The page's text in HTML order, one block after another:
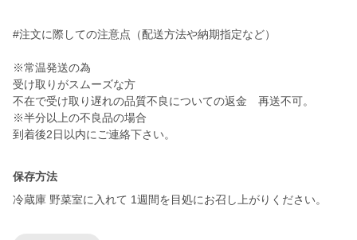
#注文に際しての注意点（配送方法や納期指定など）
※常温発送の為
受け取りがスムーズな方
不在で受け取り遅れの品質不良についての返金 再送不可。
※半分以上の不良品の場合
到着後2日以内にご連絡下さい。
保存方法
冷蔵庫 野菜室に入れて 1週間を目処にお召し上がりください。